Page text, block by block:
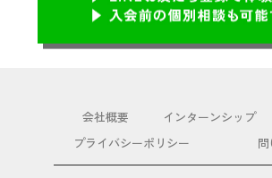
会社概要 インターンシップ
プライバシーポリシー